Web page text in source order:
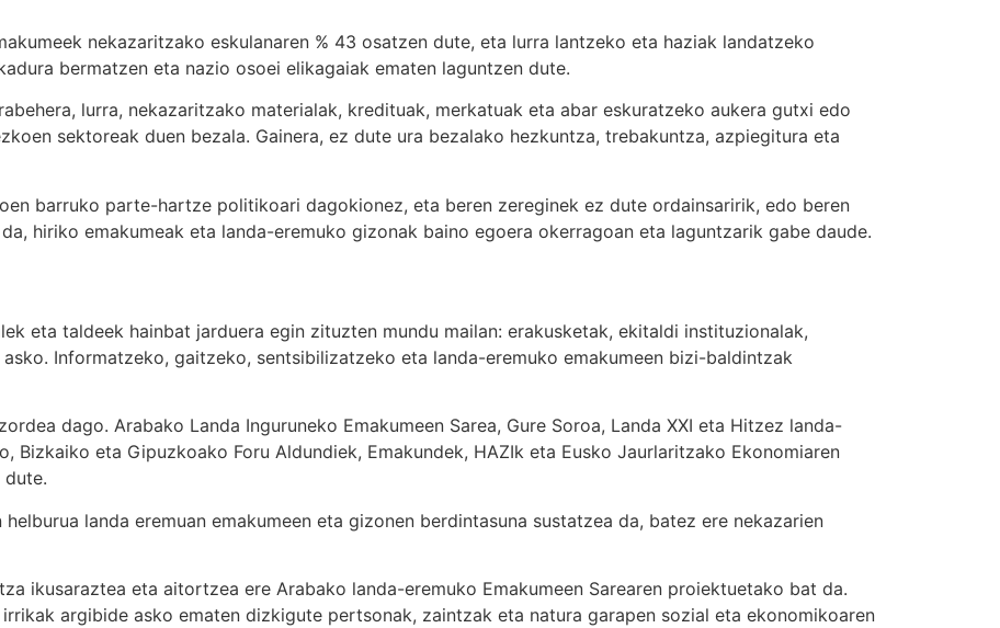
nekazaritzako eskulanaren % 43 osatzen dute, eta lurra lantzeko eta haziak landatzeko
bermatzen eta nazio osoei elikagaiak ematen laguntzen dute.
lurra, nekazaritzako materialak, kredituak, merkatuak eta abar eskuratzeko aukera gutxi edo
sektoreak duen bezala. Gainera, ez dute ura bezalako hezkuntza, trebakuntza, azpiegitura eta
barruko parte-hartze politikoari dagokionez, eta beren zereginek ez dute ordainsaririk, edo beren
hiriko emakumeak eta landa-eremuko gizonak baino egoera okerragoan eta laguntzarik gabe daude.
eta taldeek hainbat jarduera egin zituzten mundu mailan: erakusketak, ekitaldi instituzionalak,
Informatzeko, gaitzeko, sentsibilizatzeko eta landa-eremuko emakumeen bizi-baldintzak
dago. Arabako Landa Inguruneko Emakumeen Sarea, Gure Soroa, Landa XXI eta Hitzez landa-
Bizkaiko eta Gipuzkoako Foru Aldundiek, Emakundek, HAZIk eta Eusko Jaurlaritzako Ekonomiaren
dute.
landa eremuan emakumeen eta gizonen berdintasuna sustatzea da, batez ere nekazarien
ikusaraztea eta aitortzea ere Arabako landa-eremuko Emakumeen Sarearen proiektuetako bat da.
argibide asko ematen dizkigute pertsonak, zaintzak eta natura garapen sozial eta ekonomikoaren